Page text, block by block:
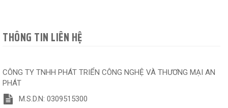
THÔNG TIN LIÊN HỆ
CÔNG TY TNHH PHÁT TRIỂN CÔNG NGHỆ VÀ THƯƠNG MẠI AN
PHÁT
M.S.D.N: 0309515300